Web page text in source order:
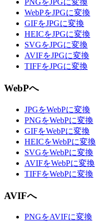
PNGをJPGに変換
WebPをJPGに変換
GIFをJPGに変換
HEICをJPGに変換
SVGをJPGに変換
AVIFをJPGに変換
TIFFをJPGに変換
WebPへ
JPGをWebPに変換
PNGをWebPに変換
GIFをWebPに変換
HEICをWebPに変換
SVGをWebPに変換
AVIFをWebPに変換
TIFFをWebPに変換
AVIFへ
PNGをAVIFに変換